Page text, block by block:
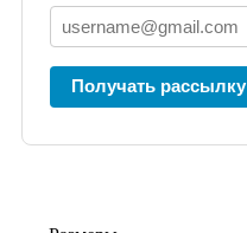
Получать рассылку